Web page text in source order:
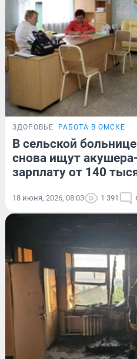
ЗДОРОВЬЕ РАБОТА В ОМСКЕ
В сельской
снова ищут
зарплату от 140
18 июня, 2026, 08:03 1 391